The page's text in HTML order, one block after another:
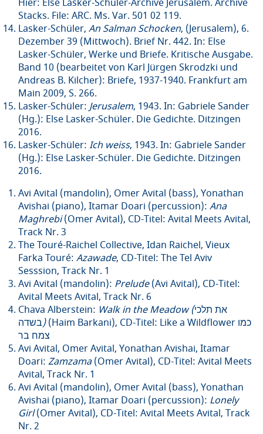
Stacks. File: ARC. Ms. Var. 501 02 119.
Lasker-Schüler, An Salman Schocken, (Jerusalem), 6.
Dezember 39 (Mittwoch). Brief Nr. 442. In: Else
Lasker-Schüler, Werke und Briefe. Kritische Ausgabe.
Band 10 (bearbeitet von Karl Jürgen Skrodzki und
Andreas B. Kilcher): Briefe, 1937-1940. Frankfurt am
Main 2009, S. 266.
Lasker-Schüler: Jerusalem, 1943. In: Gabriele Sander
(Hg.): Else Lasker-Schüler. Die Gedichte. Ditzingen
2016.
Lasker-Schüler: Ich weiss, 1943. In: Gabriele Sander
(Hg.): Else Lasker-Schüler. Die Gedichte. Ditzingen
2016.
Avi Avital (mandolin), Omer Avital (bass), Yonathan
Avishai (piano), Itamar Doari (percussion): Ana
Maghrebi(Omer Avital), CD-Titel: Avital Meets Avital,
Track Nr. 3
The Touré-Raichel Collective, Idan Raichel, Vieux
Farka Touré: Azawade, CD-Titel: The Tel Aviv
Sesssion, Track Nr. 1
Avi Avital (mandolin): Prelude(Avi Avital), CD-Titel:
Avital Meets Avital, Track Nr. 6
Chava Alberstein: Walk in the Meadow (את תלכי
בשדה)(Haim Barkani), CD-Titel: Like a Wildflower כמו
צמח בר
Avi Avital, Omer Avital, Yonathan Avishai, Itamar
Doari: Zamzama(Omer Avital), CD-Titel: Avital Meets
Avital, Track Nr. 1
Avi Avital (mandolin), Omer Avital (bass), Yonathan
Avishai (piano), Itamar Doari (percussion): Lonely
Girl(Omer Avital), CD-Titel: Avital Meets Avital, Track
Nr. 2